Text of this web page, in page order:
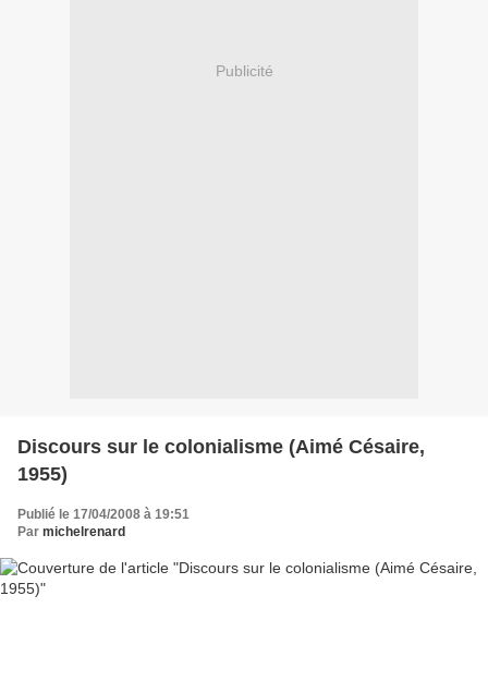
Publicité
Discours sur le colonialisme (Aimé Césaire,
1955)
Publié le 17/04/2008 à 19:51
Par michelrenard